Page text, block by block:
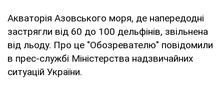
Акваторія Азовського моря, де напередодні
застрягли від 60 до 100 дельфінів, звільнена
від льоду. Про це "Обозревателю" повідомили
в прес-службі Міністерства надзвичайних
ситуацій України.